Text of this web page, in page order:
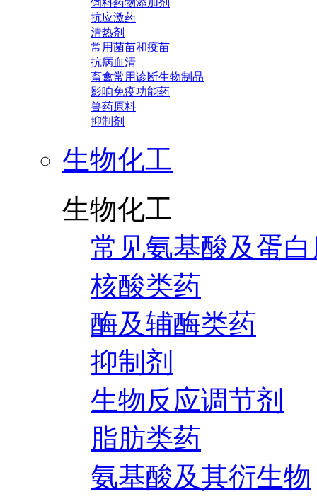
饲料药物添加剂
抗应激药
清热剂
常用菌苗和疫苗
抗病血清
畜禽常用诊断生物制品
影响免疫功能药
兽药原料
抑制剂
生物化工
生物化工
常见氨基酸及蛋
核酸类药
酶及辅酶类药
抑制剂
生物反应调节剂
脂肪类药
氨基酸及其衍生物